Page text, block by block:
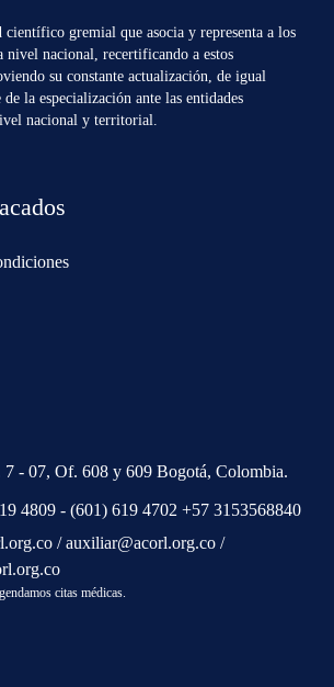
gremial que asocia y representa a los
nacional, recertificando a estos
su constante actualización, de igual
la especialización ante las entidades
nacional y territorial.
- 07, Of. 608 y 609 Bogotá, Colombia.
4809 - (601) 619 4702 +57 3153568840
/ auxiliar@acorl.org.co /
citas médicas.